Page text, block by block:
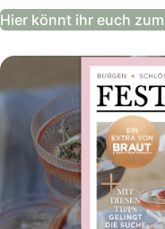
Hier könnt ihr euch